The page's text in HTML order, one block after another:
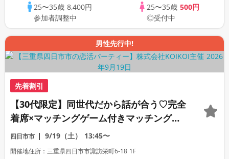
25〜35歳 8,400円
参加者調整中
25〜35歳 500円
◎受付中
男性先行中!
先着割引
【30代限定】同世代だから話が合う♡完全
着席×マッチングゲーム付きマッチングコ
ン
四日市市 9/19（土） 13:45〜
開催地住所：三重県四日市市諏訪栄町6-18 1F